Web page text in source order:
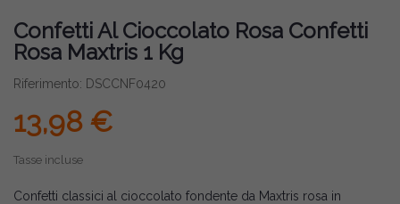
Confetti Al Cioccolato Rosa Confetti
Rosa Maxtris 1 Kg
Riferimento: DSCCNF0420
13,98 €
Tasse incluse
Confetti classici al cioccolato fondente da Maxtris rosa in